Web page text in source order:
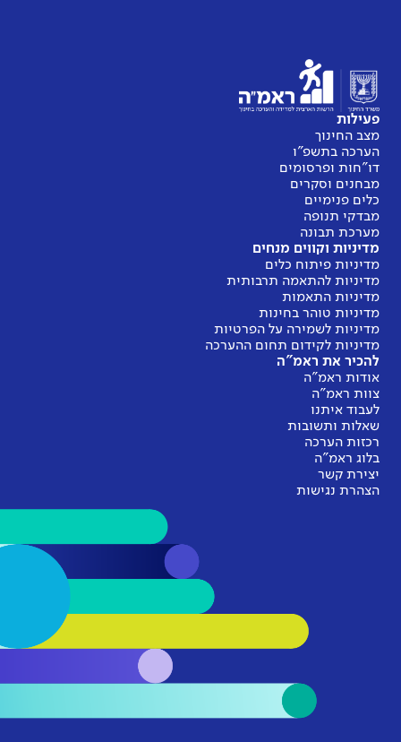
פעילות
מצב החינוך
הערכה בתשפ"ו
דו"חות ופרסומים
מבחנים וסקרים
כלים פנימיים
מבדקי תנופה
מערכת תבונה
מדיניות וקווים מנחים
מדיניות פיתוח כלים
מדיניות להתאמה תרבותית
מדיניות התאמות
מדיניות טוהר בחינות
מדיניות לשמירה על הפרטיות
מדיניות לקידום תחום ההערכה
להכיר את ראמ"ה
אודות ראמ"ה
צוות ראמ"ה
לעבוד איתנו
שאלות ותשובות
רכזות הערכה
בלוג ראמ"ה
יצירת קשר
הצהרת נגישות